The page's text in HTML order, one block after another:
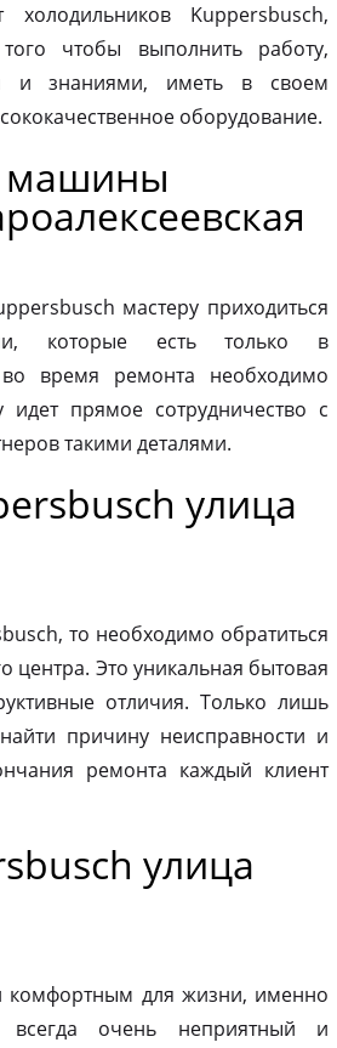
Kuppersbusch,
чтобы выполнить работу,
и знаниями, иметь в своем
оборудование.
машины
мастеру приходиться
которые есть только в
время ремонта необходимо
идет прямое сотрудничество с
такими деталями.
улица
то необходимо обратиться
центра. Это уникальная бытовая
отличия. Только лишь
причину неисправности и
ремонта каждый клиент
улица
комфортным для жизни, именно
очень неприятный и